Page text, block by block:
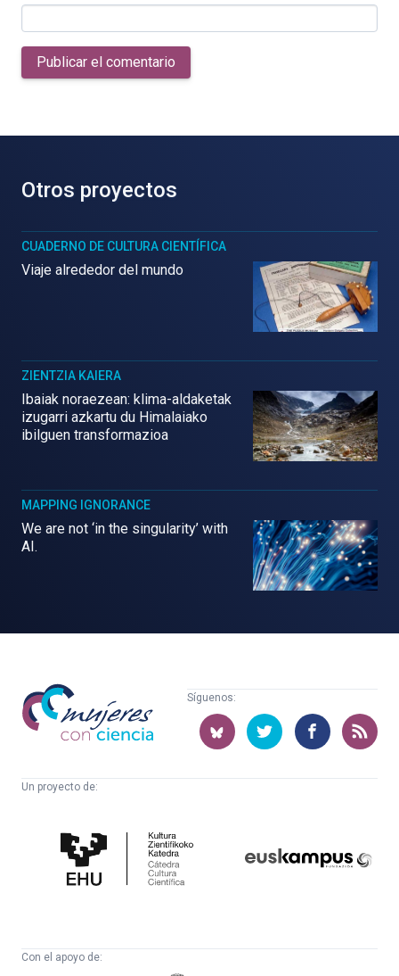
Publicar el comentario
Otros proyectos
CUADERNO DE CULTURA CIENTÍFICA
Viaje alrededor del mundo
ZIENTZIA KAIERA
Ibaiak noraezean: klima-aldaketak
izugarri azkartu du Himalaiako
ibilguen transformazioa
MAPPING IGNORANCE
We are not ‘in the singularity’ with
AI.
Mujeres
con
ciencia
Síguenos:
Un proyecto de:
Cultura
Científica
Con el apoyo de: